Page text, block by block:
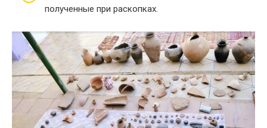
полученные при раскопках.